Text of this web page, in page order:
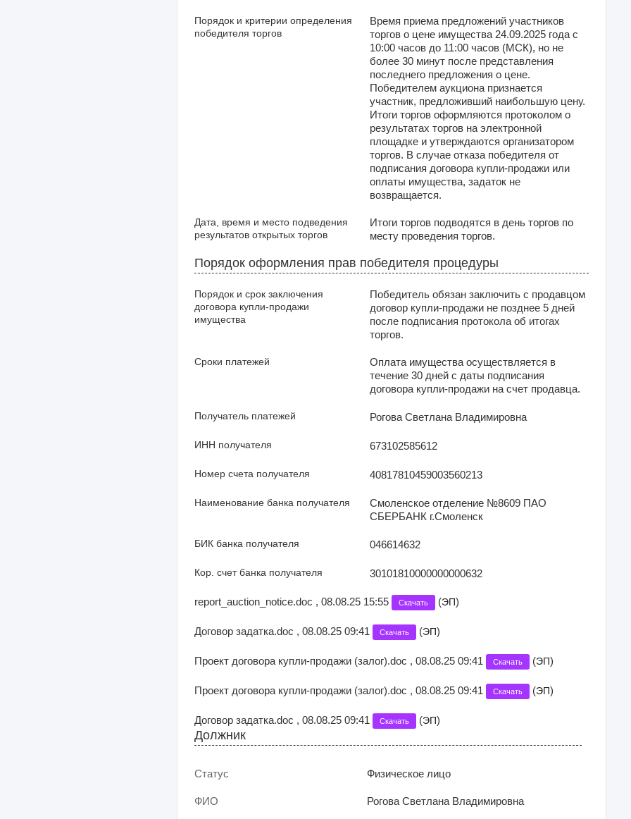
Порядок и критерии определения
победителя торгов
Время приема предложений участников
торгов о цене имущества 24.09.2025 года с
10:00 часов до 11:00 часов (МСК), но не
более 30 минут после представления
последнего предложения о цене.
Победителем аукциона признается
участник, предложивший наибольшую цену.
Итоги торгов оформляются протоколом о
результатах торгов на электронной
площадке и утверждаются организатором
торгов. В случае отказа победителя от
подписания договора купли-продажи или
оплаты имущества, задаток не
возвращается.
Дата, время и место подведения
результатов открытых торгов
Итоги торгов подводятся в день торгов по
месту проведения торгов.
Порядок оформления прав победителя процедуры
Порядок и срок заключения
договора купли-продажи
имущества
Победитель обязан заключить с продавцом
договор купли-продажи не позднее 5 дней
после подписания протокола об итогах
торгов.
Сроки платежей
Оплата имущества осуществляется в
течение 30 дней с даты подписания
договора купли-продажи на счет продавца.
Получатель платежей Рогова Светлана Владимировна
ИНН получателя 673102585612
Номер счета получателя 40817810459003560213
Наименование банка получателя
Смоленское отделение №8609 ПАО
СБЕРБАНК г.Смоленск
БИК банка получателя 046614632
Кор. счет банка получателя 30101810000000000632
report_auction_notice.doc , 08.08.25 15:55 Скачать (ЭП)
Договор задатка.doc , 08.08.25 09:41 Скачать (ЭП)
Проект договора купли-продажи (залог).doc , 08.08.25 09:41 Скачать (ЭП)
Проект договора купли-продажи (залог).doc , 08.08.25 09:41 Скачать (ЭП)
Договор задатка.doc , 08.08.25 09:41 Скачать (ЭП)
Должник
Статус Физическое лицо
ФИО Рогова Светлана Владимировна